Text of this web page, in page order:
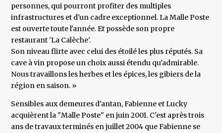
personnes, qui pourront profiter des multiples
infrastructures et d'un cadre exceptionnel. La Malle Poste
est ouverte toute l'année. Et possède son propre
restaurant 'La Calèche'.
Son niveau flirte avec celui des étoilé les plus réputés. Sa
cave à vin propose un choix aussi étendu qu'admirable.
Nous travaillons les herbes et les épices, les gibiers de la
région en saison. »
Sensibles aux demeures d'antan, Fabienne et Lucky
acquièrent la "Malle Poste" en juin 2001. C'est après trois
ans de travaux terminés en juillet 2004 que Fabienne se